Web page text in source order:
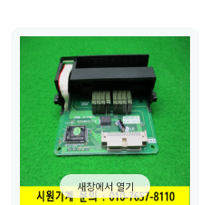
새창에서 열기